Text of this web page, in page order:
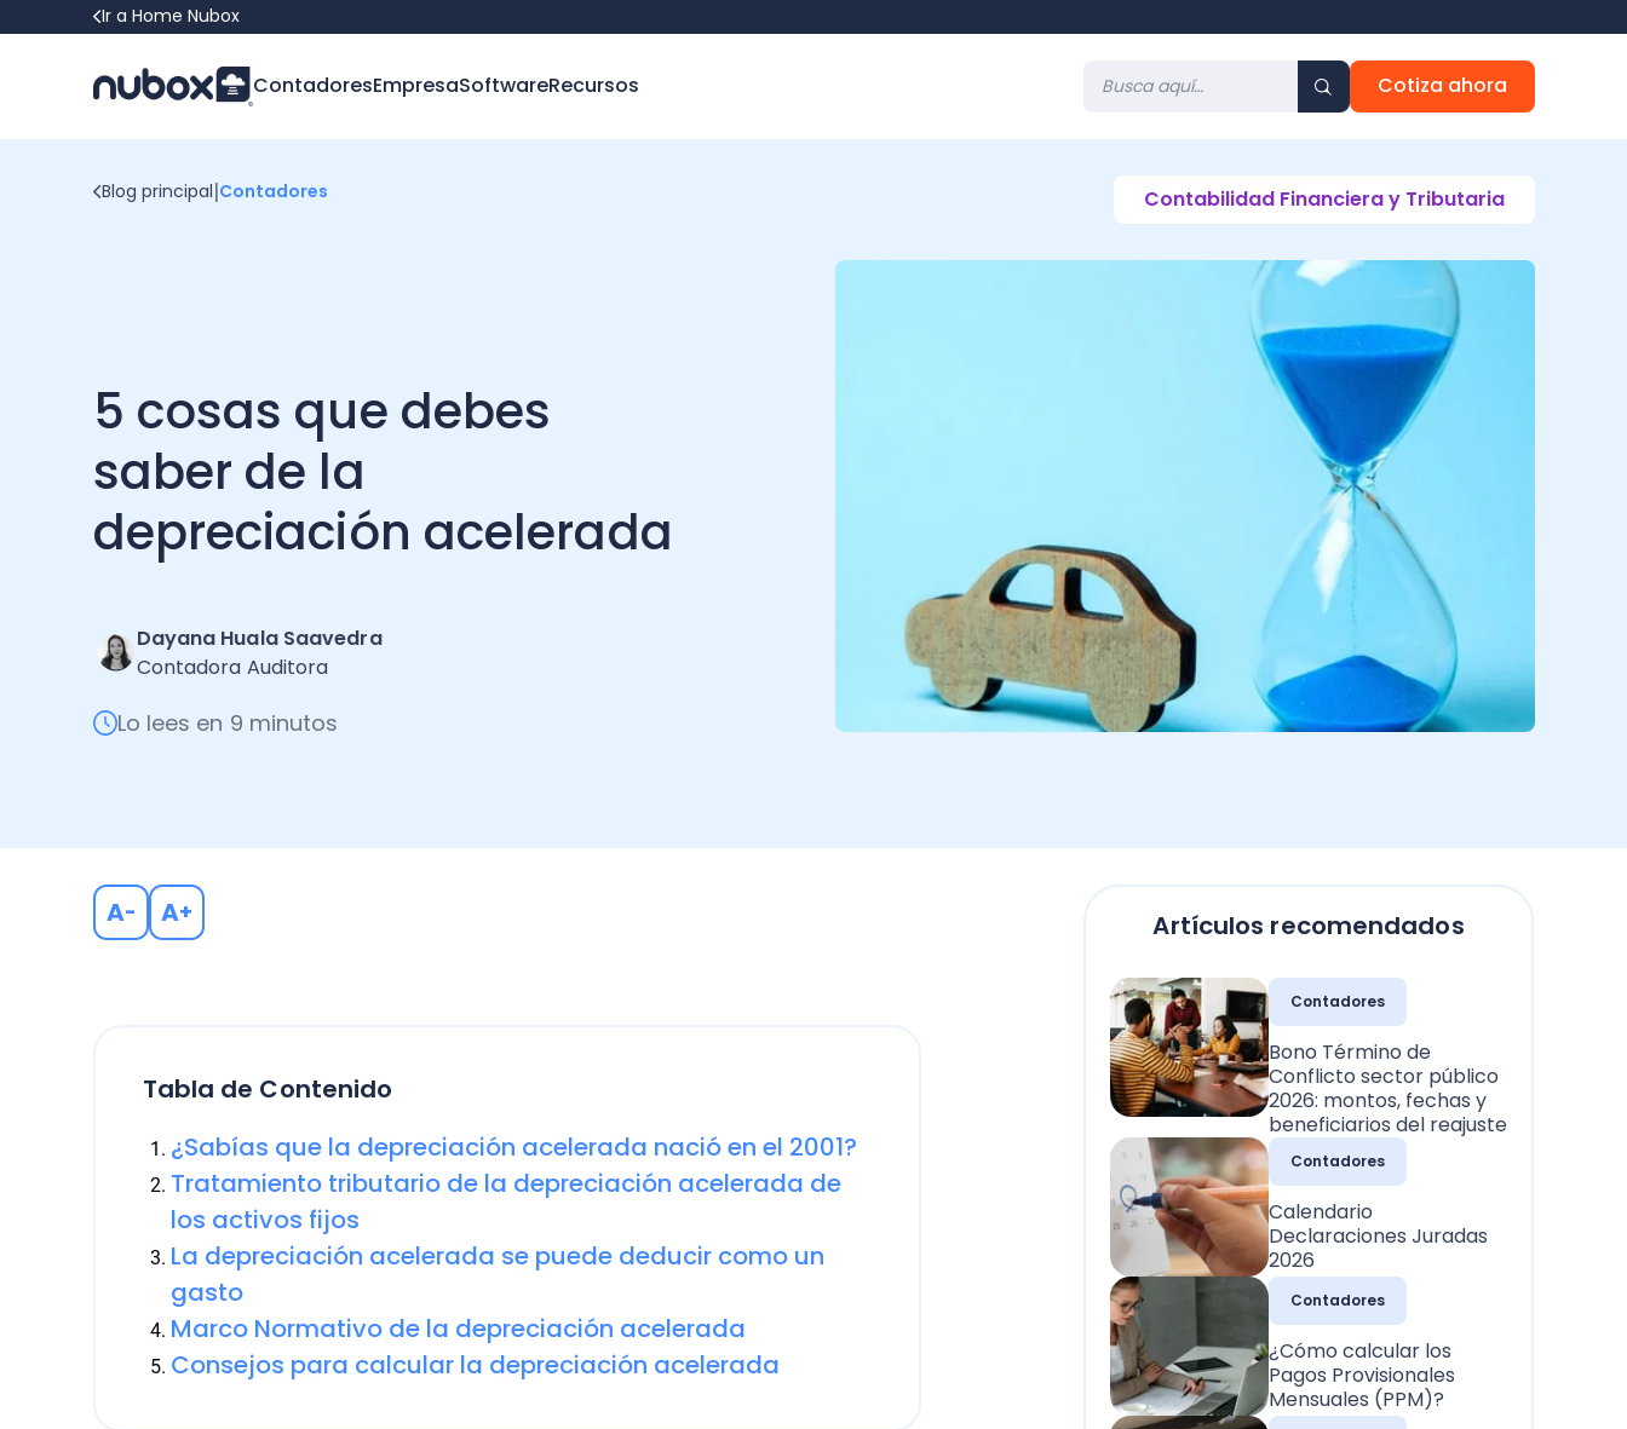
Ir a Home Nubox
ContadoresEmpresaSoftwareRecursos Cotiza ahora
Blog principal|Contadores
5 cosas que debes
saber de la
depreciación acelerada
Dayana Huala Saavedra
Contadora Auditora
Lo lees en 9 minutos
Contabilidad Financiera y Tributaria
A- A+
Tabla de Contenido
¿Sabías que la depreciación acelerada nació en el 2001?
Tratamiento tributario de la depreciación acelerada de
los activos fijos
La depreciación acelerada se puede deducir como un
gasto
Marco Normativo de la depreciación acelerada
Consejos para calcular la depreciación acelerada
Artículos recomendados
Contadores
Bono Término de
Conflicto sector público
2026: montos, fechas y
beneficiarios del reajuste
Contadores
Calendario
Declaraciones Juradas
2026
Contadores
¿Cómo calcular los
Pagos Provisionales
Mensuales (PPM)?